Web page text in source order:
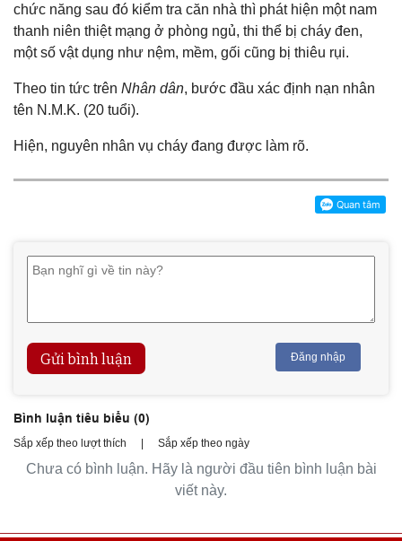
chức năng sau đó kiểm tra căn nhà thì phát hiện một nam
thanh niên thiệt mạng ở phòng ngủ, thi thể bị cháy đen,
một số vật dụng như nệm, mềm, gối cũng bị thiêu rụi.
Theo tin tức trên Nhân dân, bước đầu xác định nạn nhân
tên N.M.K. (20 tuổi).
Hiện, nguyên nhân vụ cháy đang được làm rõ.
Gửi bình luận Đăng nhập
Bình luận tiêu biểu (0)
Sắp xếp theo lượt thích Sắp xếp theo ngày
Chưa có bình luận. Hãy là người đầu tiên bình luận bài
viết này.